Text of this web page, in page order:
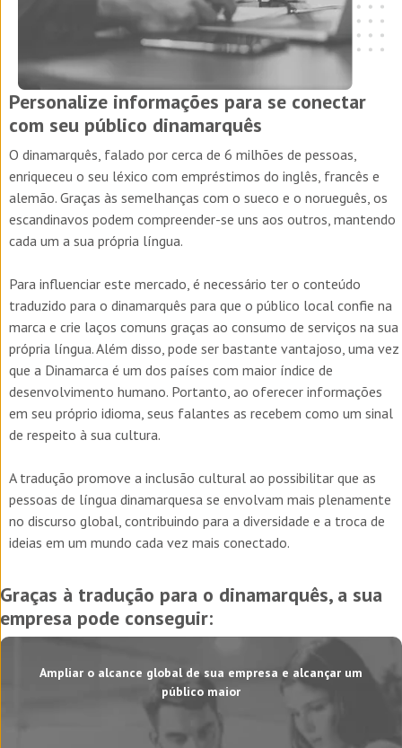
Personalize informações para se conectar
com seu público dinamarquês
O dinamarquês, falado por cerca de 6 milhões de pessoas,
enriqueceu o seu léxico com empréstimos do inglês, francês e
alemão. Graças às semelhanças com o sueco e o norueguês, os
escandinavos podem compreender-se uns aos outros, mantendo
cada um a sua própria língua.
Para influenciar este mercado, é necessário ter o conteúdo
traduzido para o dinamarquês para que o público local confie na
marca e crie laços comuns graças ao consumo de serviços na sua
própria língua. Além disso, pode ser bastante vantajoso, uma vez
que a Dinamarca é um dos países com maior índice de
desenvolvimento humano. Portanto, ao oferecer informações
em seu próprio idioma, seus falantes as recebem como um sinal
de respeito à sua cultura.
A tradução promove a inclusão cultural ao possibilitar que as
pessoas de língua dinamarquesa se envolvam mais plenamente
no discurso global, contribuindo para a diversidade e a troca de
ideias em um mundo cada vez mais conectado.
Graças à tradução para o dinamarquês, a sua
empresa pode conseguir:
Ampliar o alcance global de sua empresa e alcançar um
público maior